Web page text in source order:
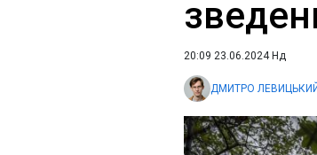
20:09 23.06.2024 Нд
ДМИТРО ЛЕВИЦЬКИЙ